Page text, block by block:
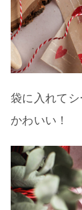
袋に入れて
かわいい！